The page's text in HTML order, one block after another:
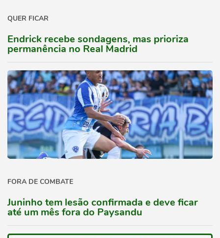
QUER FICAR
Endrick recebe sondagens, mas prioriza
permanência no Real Madrid
FORA DE COMBATE
Juninho tem lesão confirmada e deve ficar
até um mês fora do Paysandu